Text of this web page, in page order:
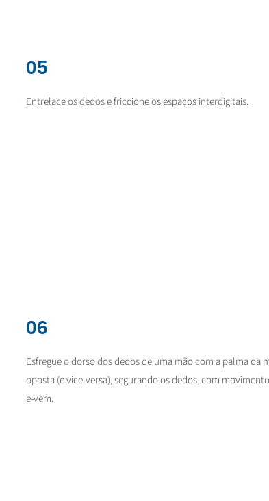
05
Entrelace os dedos e friccione os espaços interdigitais.
06
Esfregue o dorso dos dedos de uma mão com a palma da
oposta (e vice-versa), segurando os dedos, com
e-vem.